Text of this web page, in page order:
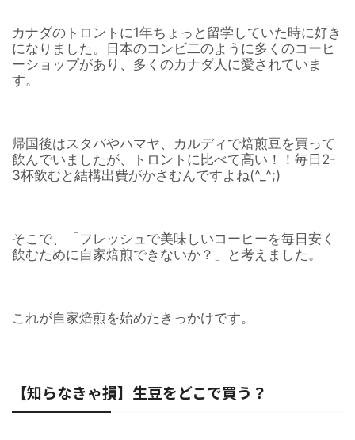
カナダのトロントに1年ちょっと留学していた時に好き
になりました。日本のコンビ二のように多くのコーヒ
ーショップがあり、多くのカナダ人に愛されていま
す。
帰国後はスタバやハマヤ、カルディで焙煎豆を買って
飲んでいましたが、トロントに比べて高い！！毎日2-
3杯飲むと結構出費がかさむんですよね(^_^;)
そこで、「フレッシュで美味しいコーヒーを毎日安く
飲むために自家焙煎できないか？」と考えました。
これが自家焙煎を始めたきっかけです。
【知らなきゃ損】生豆をどこで買う？